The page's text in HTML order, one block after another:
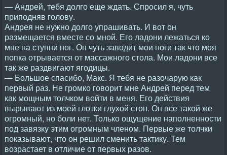
— Андрей, тебя долго еще ждать. Спросил я, чуть
приподняв голову.
Андрея не нужно долго упрашивать. И вот он
размещается вместе со мной. Его ладони лежаться ко
мне на ступни ног. Он чуть заводит мои ноги так что моя
попка отрывается от массажного стола. Мои ладони все
так же раздвигают ягодицы.
— Большое спасибо, Макс. Я тебя не разочарую как
первый раз. Не громко говорит мне Андрей перед тем
как мощным толчком войти в меня. Его действия
вырывают из моей глотки глухой стон. Он все такой же
огромный, но боли нет. Только ощущение наполненности
под завязку этим огромным членом. Первые же толчки
показывают, что он решил сменить тактику. Тем
возрастает в отличие от первых разов.